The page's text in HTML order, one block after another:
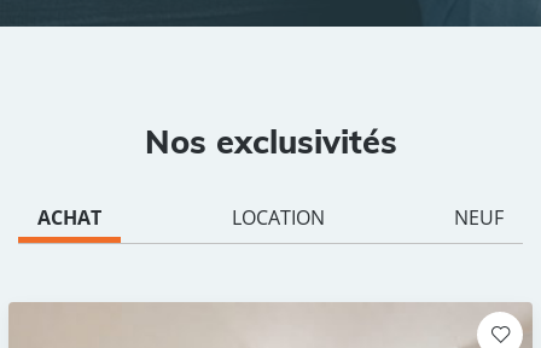
Nos exclusivités
ACHAT LOCATION NEUF